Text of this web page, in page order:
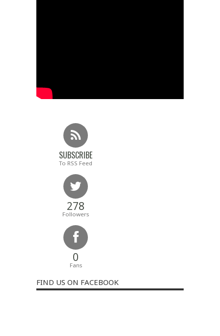
SUBSCRIBE
To RSS Feed
278
Followers
0
Fans
FIND US ON FACEBOOK